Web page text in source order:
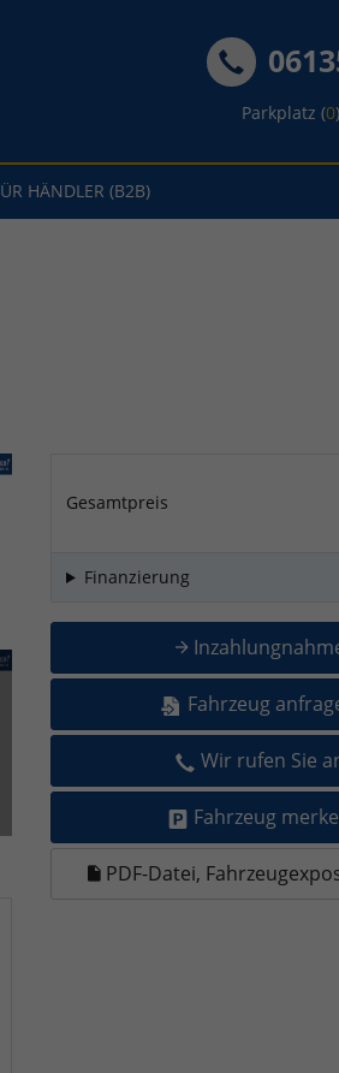
Parkplatz (0)
HÄNDLER (B2B)
Gesamtpreis
Finanzierung
Fahrzeug
Wir rufen Sie
Fahrzeug
PDF-Datei,